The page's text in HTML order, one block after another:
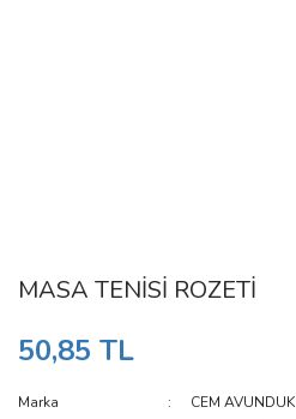
MASA TENİSİ ROZETİ
50,85 TL
Marka
CEM AVUNDUK